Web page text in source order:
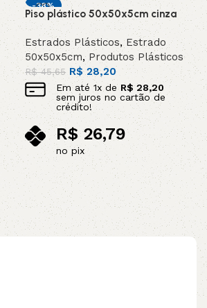
-38%
DESTAQUE
Piso plástico 50x50x5cm cinza
Estrados Plásticos,Estrado
50x50x5cm, Produtos Plásticos
R$45,65 R$28,20
Em até1x de R$28,20
sem juros no cartão de
crédito!
R$26,79
no pix
Adicionar ao carrinho